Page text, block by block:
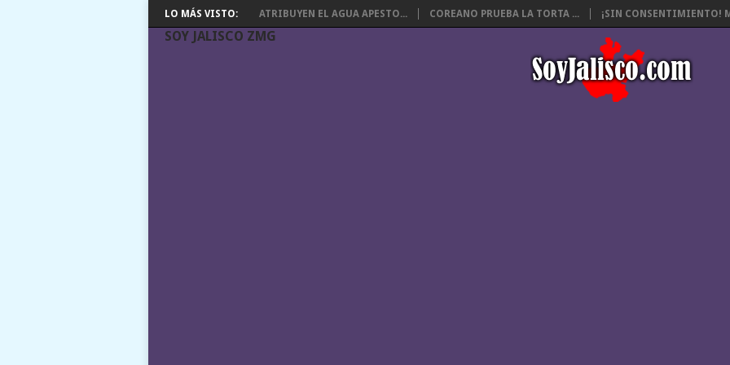
LO MÁS VISTO: ATRIBUYEN EL AGUA APESTO... COREANO PRUEBA LA TORTA ... ¡SIN CONSENTIMIENTO!
SOY JALISCO ZMG